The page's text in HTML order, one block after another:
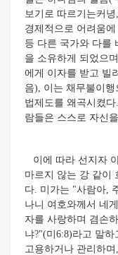
보기로 따르기는커
경제적으로 어려움
등 다른 국가와 다를
을 소유하게 되었으
에게 이자를 받고 빌
음), 이는 채무불이
법제도를 왜곡시켰
람들은 스스로 자신
이에 따라 선지자
마르지 않는 강 같이
다. 미가는 "사람아,
나니 여호와께서 네
자를 사랑하며 겸손
냐?"(미6:8)라고 말
고용하거나 관리하